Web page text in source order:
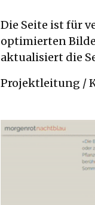
Die Seite ist für
optimierten
aktualisiert die
Projektleitung /